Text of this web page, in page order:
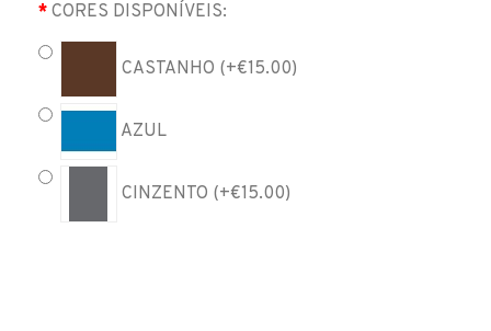
CORES DISPONÍVEIS:
CASTANHO (+€15.00)
AZUL
CINZENTO (+€15.00)